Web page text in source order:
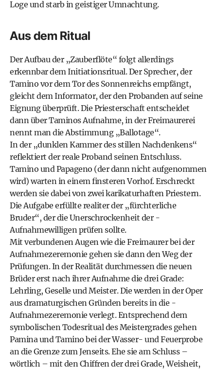
Loge und starb in geistiger Umnachtung.
Aus dem Ritual
Der Aufbau der „Zauberflöte“ folgt allerdings
erkennbar dem Initiationsritual. Der Sprecher, der
Tamino vor dem Tor des Sonnenreichs empfängt,
gleicht dem Informator, der den Probanden auf seine
Eignung überprüft. Die Priesterschaft entscheidet
dann über Taminos Aufnahme, in der Freimaurerei
nennt man die Abstimmung „Ballotage“.
In der „dunklen Kammer des stillen Nachdenkens“
reflektiert der reale Proband seinen Entschluss.
Tamino und Papageno (der dann nicht aufgenommen
wird) warten in einem finsteren Vorhof. Erschreckt
werden sie dabei von zwei karikaturhaften Priestern.
Die Aufgabe erfüllte realiter der „fürchterliche
Bruder“, der die Unerschrockenheit der -
Aufnahmewilligen prüfen sollte.
Mit verbundenen Augen wie die Freimaurer bei der
Aufnahmezeremonie gehen sie dann den Weg der
Prüfungen. In der Realität durchmessen die neuen
Brüder erst nach ihrer Aufnahme die drei Grade:
Lehrling, Geselle und Meister. Die werden in der Oper
aus dramaturgischen Gründen bereits in die -
Aufnahmezeremonie verlegt. Entsprechend dem
symbolischen Todesritual des Meistergrades gehen
Pamina und Tamino bei der Wasser- und Feuerprobe
an die Grenze zum Jenseits. Ehe sie am Schluss –
wörtlich – mit den Chiffren der drei Grade, Weisheit,